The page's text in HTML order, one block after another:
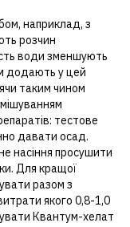
наприклад, з
розчин
води зменшують
додають у цей
таким чином
тестове
давати осад.
насіння просушити
Для кращої
разом з
якого 0,8-1,0
Квантум-хелат